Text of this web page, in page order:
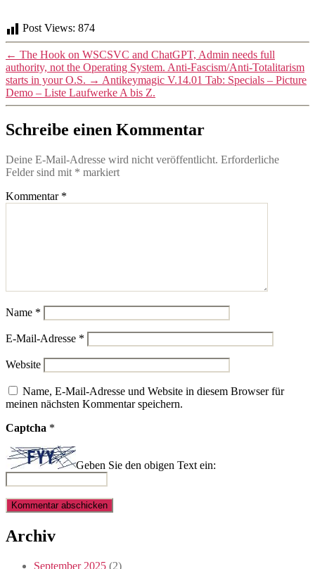
Post Views: 874
← The Hook on WSCSVC and ChatGPT, Admin needs full
authority, not the Operating System. Anti-Fascism/Anti-Totalitarism
starts in your O.S. → Antikeymagic V.14.01 Tab: Specials – Picture
Demo – Liste Laufwerke A bis Z.
Schreibe einen Kommentar
Deine E-Mail-Adresse wird nicht veröffentlicht. Erforderliche
Felder sind mit * markiert
Kommentar *
Name *
E-Mail-Adresse *
Website
Name, E-Mail-Adresse und Website in diesem Browser für
meinen nächsten Kommentar speichern.
Captcha *
Geben Sie den obigen Text ein:
Archiv
September 2025 (2)